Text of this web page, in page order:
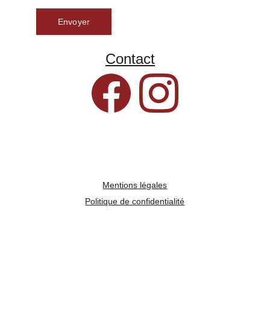
Contact
Envoyer
Mentions légales
Politique de confidentialité